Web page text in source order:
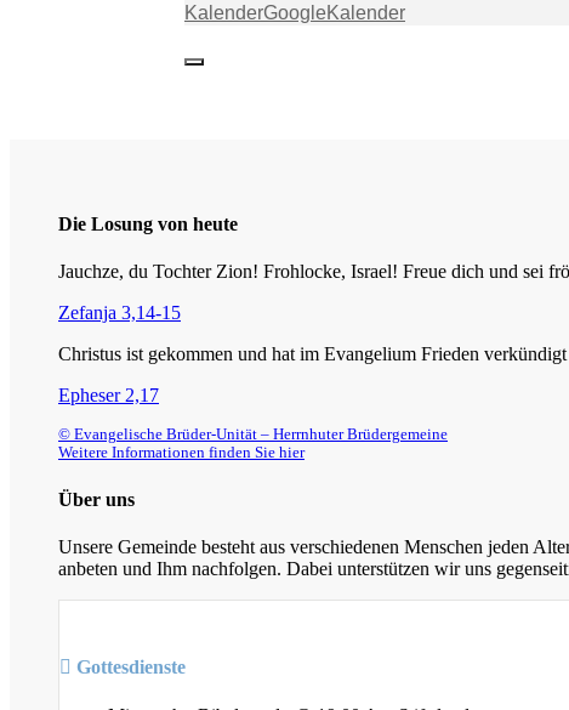
|
[]
KalenderGoogleKalender
Die Losung von heute
Jauchze, du Tochter Zion! Frohlocke, Israel! Freue dich und sei
Zefanja 3,14-15
Christus ist gekommen und hat im Evangelium Frieden
Epheser 2,17
© Evangelische Brüder-Unität – Herrnhuter Brüdergemeine
Weitere Informationen finden Sie hier
Über uns
Unsere Gemeinde besteht aus verschiedenen Menschen jeden
anbeten und Ihm nachfolgen. Dabei unterstützen wir uns
Gottesdienste